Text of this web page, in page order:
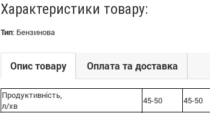
Характеристики товару:
Тип: Бензинова
Опис товару Оплата та доставка
Продуктивність,
л/хв
45-50
45-50